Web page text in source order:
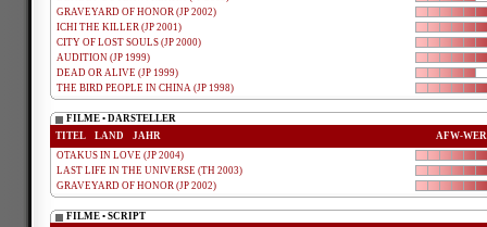
GRAVEYARD OF HONOR (JP 2002)
ICHI THE KILLER (JP 2001)
CITY OF LOST SOULS (JP 2000)
AUDITION (JP 1999)
DEAD OR ALIVE (JP 1999)
THE BIRD PEOPLE IN CHINA (JP 1998)
FILME • DARSTELLER
TITEL
LAND JAHR
AFW-
OTAKUS IN LOVE (JP 2004)
LAST LIFE IN THE UNIVERSE (TH 2003)
GRAVEYARD OF HONOR (JP 2002)
FILME • SCRIPT